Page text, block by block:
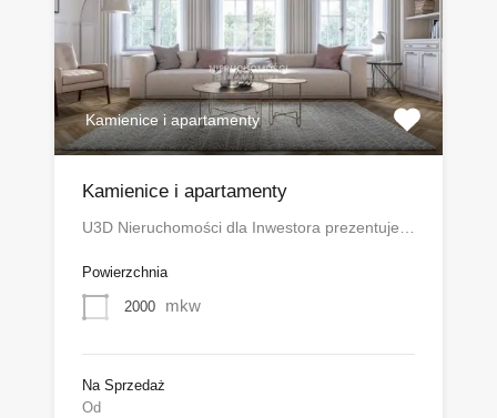
Kamienice i apartamenty
Kamienice i apartamenty
U3D Nieruchomości dla Inwestora prezentuje…
Powierzchnia
2000 mkw
Na Sprzedaż
Od